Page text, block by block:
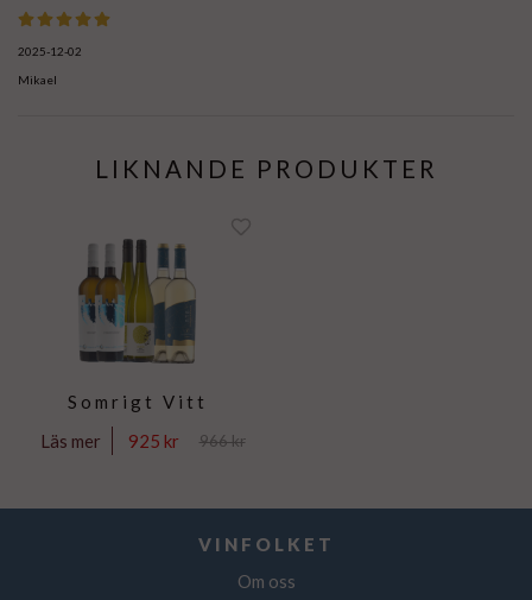
2025-12-02
Mikael
LIKNANDE PRODUKTER
Somrigt Vitt
Läs mer
925 kr 966 kr
VINFOLKET
Om oss